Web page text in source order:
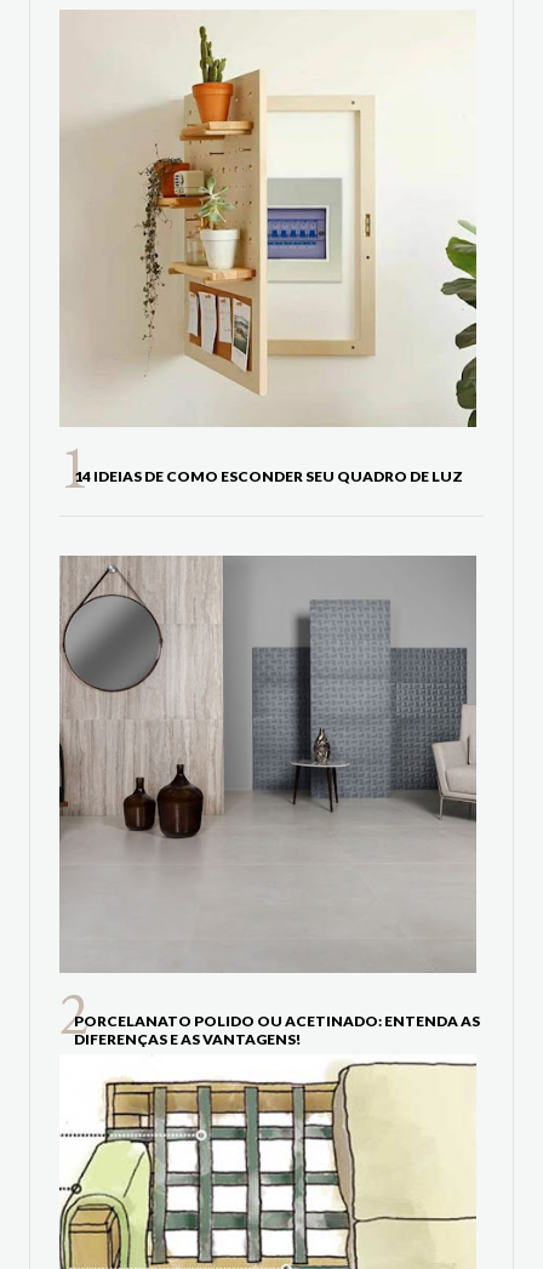
14 IDEIAS DE COMO ESCONDER SEU QUADRO DE LUZ
PORCELANATO POLIDO OU ACETINADO: ENTENDA AS
DIFERENÇAS E AS VANTAGENS!